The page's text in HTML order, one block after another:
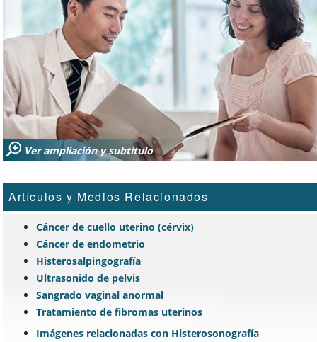
Ver ampliación y subtítulo
Artículos y Medios Relacionados
Cáncer de cuello uterino (cérvix)
Cáncer de endometrio
Histerosalpingografía
Ultrasonido de pelvis
Sangrado vaginal anormal
Tratamiento de fibromas uterinos
Imágenes relacionadas con Histerosonografía